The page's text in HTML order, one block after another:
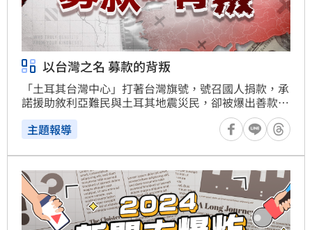
以台灣之名 募款的背叛
「土耳其台灣中心」打著台灣旗號，號召國人捐款，承
諾援助敘利亞難民與土耳其地震災民，卻被爆出善款流
向成謎、資金進入私人帳戶，主事者甚至遭控性騷擾與
霸凌。三立新聞掌握關鍵文件與吹哨者音檔，跨國直擊
台灣中心，深度調查勸募制度漏洞，揭露「寄生慈善」
的內幕！
主題報導